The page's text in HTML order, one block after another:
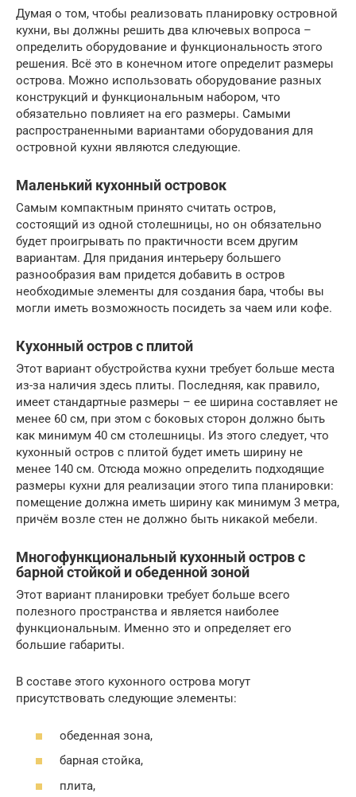
Думая о том, чтобы реализовать планировку островной
кухни, вы должны решить два ключевых вопроса –
определить оборудование и функциональность этого
решения. Всё это в конечном итоге определит размеры
острова. Можно использовать оборудование разных
конструкций и функциональным набором, что
обязательно повлияет на его размеры. Самыми
распространенными вариантами оборудования для
островной кухни являются следующие.
Маленький кухонный островок
Самым компактным принято считать остров,
состоящий из одной столешницы, но он обязательно
будет проигрывать по практичности всем другим
вариантам. Для придания интерьеру большего
разнообразия вам придется добавить в остров
необходимые элементы для создания бара, чтобы вы
могли иметь возможность посидеть за чаем или кофе.
Кухонный остров с плитой
Этот вариант обустройства кухни требует больше места
из-за наличия здесь плиты. Последняя, как правило,
имеет стандартные размеры – ее ширина составляет не
менее 60 см, при этом с боковых сторон должно быть
как минимум 40 см столешницы. Из этого следует, что
кухонный остров с плитой будет иметь ширину не
менее 140 см. Отсюда можно определить подходящие
размеры кухни для реализации этого типа планировки:
помещение должна иметь ширину как минимум 3 метра,
причём возле стен не должно быть никакой мебели.
Многофункциональный кухонный остров с
барной стойкой и обеденной зоной
Этот вариант планировки требует больше всего
полезного пространства и является наиболее
функциональным. Именно это и определяет его
большие габариты.
В составе этого кухонного острова могут
присутствовать следующие элементы:
обеденная зона,
барная стойка,
плита,